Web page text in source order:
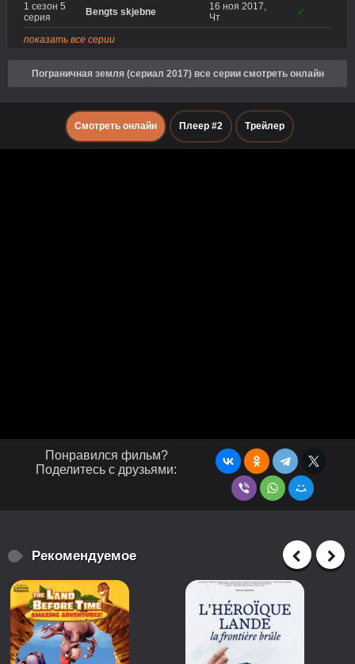
1 сезон 5
серия
Bengts skjebne
16 ноя 2017,
Чт
✓
показать все серии
Пограничная земля (сериал 2017) все серии смотреть онлайн
Смотреть онлайн Плеер #2 Трейлер
Понравился фильм?
Поделитесь с друзьями:
Рекомендуемое